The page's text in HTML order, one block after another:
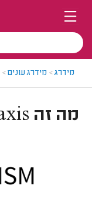
מידרג> מידרג עונים>
מה זה axis במשקפיים?